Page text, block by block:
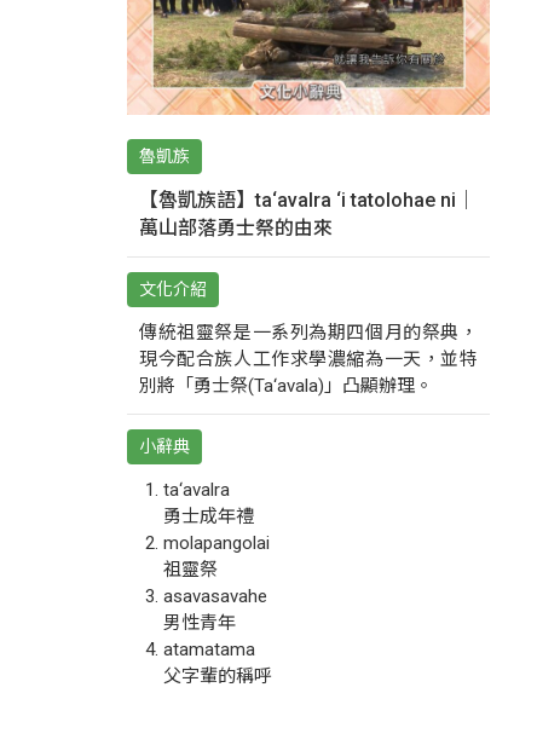
魯凱族
【魯凱族語】ta‘avalra ‘i tatolohae ni｜
萬山部落勇士祭的由來
文化介紹
傳統祖靈祭是一系列為期四個月的祭典，
現今配合族人工作求學濃縮為一天，並特
別將「勇士祭(Ta‘avala)」凸顯辦理。
小辭典
ta‘avalra
勇士成年禮
molapangolai
祖靈祭
asavasavahe
男性青年
atamatama
父字輩的稱呼